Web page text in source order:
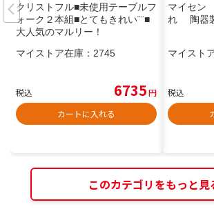
クリストフル■未使用テーブルフ
ォーク２本組■とてもきれい¨¨■
大人気のマルリー！
マイストア在庫： 2745
税込 6735円
カートに入れる
マイセ
れ 陶器
マイスト
税込
このカテゴリをもっと見